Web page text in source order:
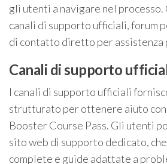
gli utenti a navigare nel
canali di supporto ufficiali, forum
di contatto diretto per assistenza
Canali di supporto
I canali di supporto ufficiali
strutturato per ottenere aiuto
Booster Course Pass. Gli utenti
sito web di supporto dedicato,
complete e guide adattate a